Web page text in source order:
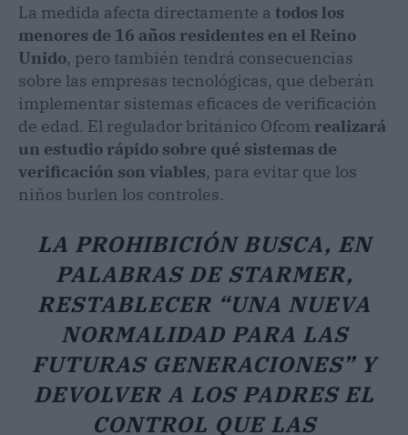
La medida afecta directamente a todos los
menores de 16 años residentes en el Reino
Unido, pero también tendrá consecuencias
sobre las empresas tecnológicas, que deberán
implementar sistemas eficaces de verificación
de edad. El regulador británico Ofcom realizará
un estudio rápido sobre qué sistemas de
verificación son viables, para evitar que los
niños burlen los controles.
LA PROHIBICIÓN BUSCA, EN
PALABRAS DE STARMER,
RESTABLECER “UNA NUEVA
NORMALIDAD PARA LAS
FUTURAS GENERACIONES” Y
DEVOLVER A LOS PADRES EL
CONTROL QUE LAS